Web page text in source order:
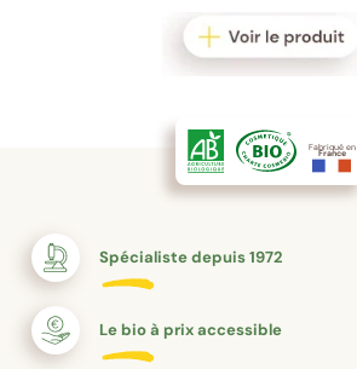
Fabriqué en
France
Spécialiste depuis 1972
Le bio à prix accessible